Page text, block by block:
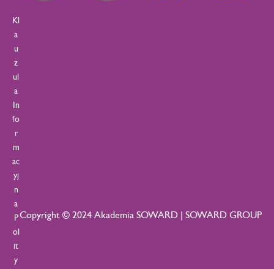
Copyright © 2024 Akademia SOWARD | SOWARD GROUP
Kl
a
u
z
ul
a
In
fo
r
m
ac
yj
n
a
P
ol
it
y